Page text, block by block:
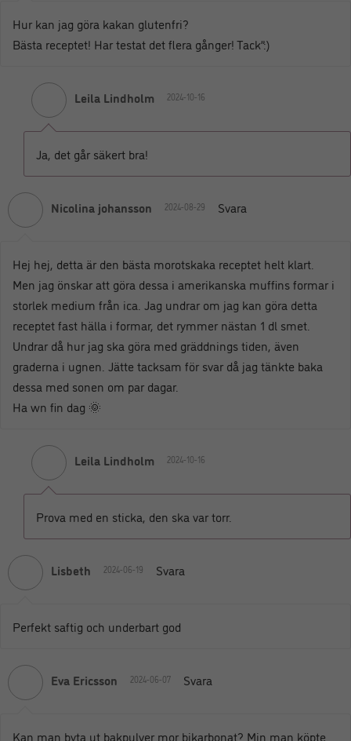
Hur kan jag göra kakan glutenfri?
Bästa receptet! Har testat det flera gånger! Tack”:)
Leila Lindholm 2024-10-16
Ja, det går säkert bra!
Nicolina johansson 2024-08-29 Svara
Hej hej, detta är den bästa morotskaka receptet helt klart.
Men jag önskar att göra dessa i amerikanska muffins formar i
storlek medium från ica. Jag undrar om jag kan göra detta
receptet fast hälla i formar, det rymmer nästan 1 dl smet.
Undrar då hur jag ska göra med gräddnings tiden, även
graderna i ugnen. Jätte tacksam för svar då jag tänkte baka
dessa med sonen om par dagar.
Ha wn fin dag 🌞
Leila Lindholm 2024-10-16
Prova med en sticka, den ska var torr.
Lisbeth 2024-06-19 Svara
Perfekt saftig och underbart god
Eva Ericsson 2024-06-07 Svara
Kan man byta ut bakpulver mor bikarbonat? Min man köpte